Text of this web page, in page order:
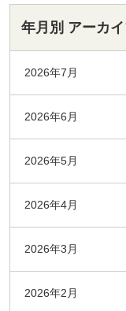
年月別 アーカ
2026年7月
2026年6月
2026年5月
2026年4月
2026年3月
2026年2月